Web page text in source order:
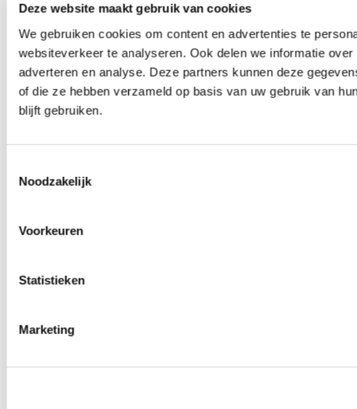
Deze website maakt gebruik van cookies
We gebruiken cookies om content en advertenties te
websiteverkeer te analyseren. Ook delen we informatie
adverteren en analyse. Deze partners kunnen deze
of die ze hebben verzameld op basis van uw gebruik van
blijft gebruiken.
Noodzakelijk
Voorkeuren
Statistieken
Marketing